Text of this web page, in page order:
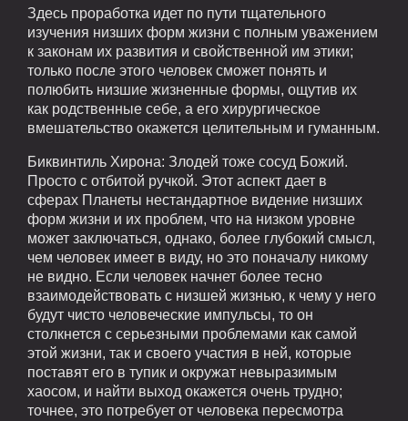
Здесь проработка идет по пути тщательного
изучения низших форм жизни с полным уважением
к законам их развития и свойственной им этики;
только после этого человек сможет понять и
полюбить низшие жизненные формы, ощутив их
как родственные себе, а его хирургическое
вмешательство окажется целительным и гуманным.
Биквинтиль Хирона: Злодей тоже сосуд Божий.
Просто с отбитой ручкой. Этот аспект дает в
сферах Планеты нестандартное видение низших
форм жизни и их проблем, что на низком уровне
может заключаться, однако, более глубокий смысл,
чем человек имеет в виду, но это поначалу никому
не видно. Если человек начнет более тесно
взаимодействовать с низшей жизнью, к чему у него
будут чисто человеческие импульсы, то он
столкнется с серьезными проблемами как самой
этой жизни, так и своего участия в ней, которые
поставят его в тупик и окружат невыразимым
хаосом, и найти выход окажется очень трудно;
точнее, это потребует от человека пересмотра